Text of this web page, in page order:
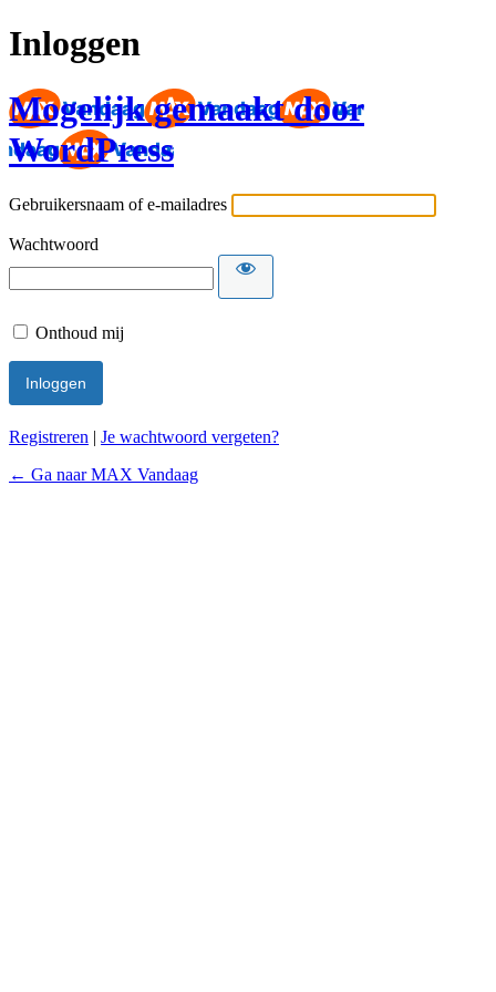
Inloggen
Mogelijk gemaakt door
WordPress
Gebruikersnaam of e-mailadres
Wachtwoord
Onthoud mij
Registreren | Je wachtwoord vergeten?
← Ga naar MAX Vandaag